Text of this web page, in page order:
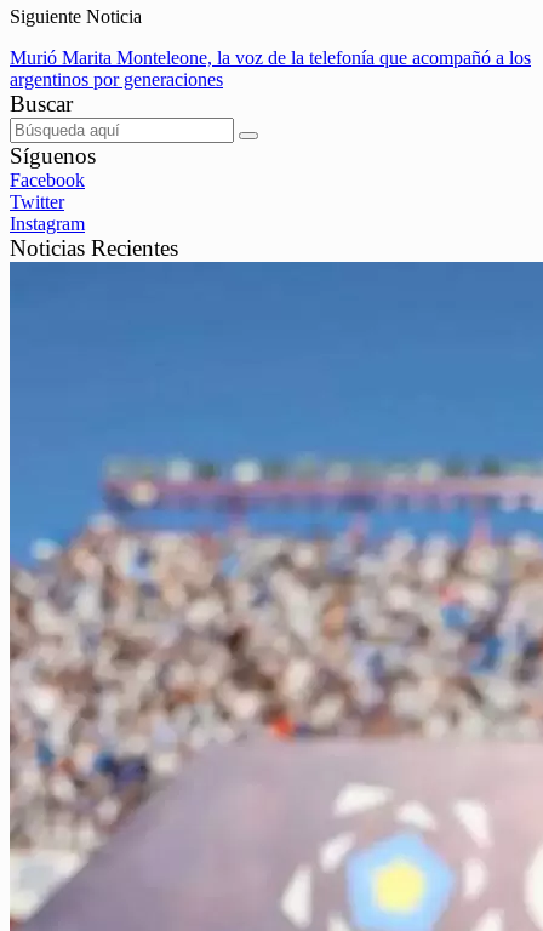
Siguiente Noticia
Murió Marita Monteleone, la voz de la telefonía que acompañó a los
argentinos por generaciones
Buscar
Síguenos
Facebook
Twitter
Instagram
Noticias Recientes